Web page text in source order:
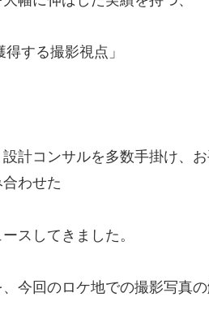
得する撮影視点」
計コンサルを多数手掛け、
わせた
スしてきました。
今回のロケ地での撮影写真